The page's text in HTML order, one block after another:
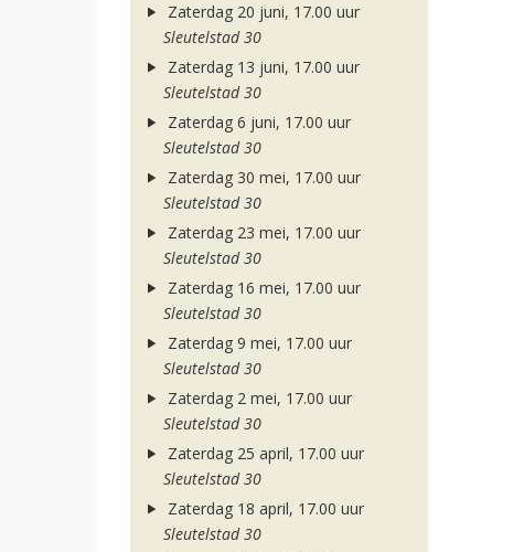
Zaterdag 20 juni, 17.00 uur
Sleutelstad 30
Zaterdag 13 juni, 17.00 uur
Sleutelstad 30
Zaterdag 6 juni, 17.00 uur
Sleutelstad 30
Zaterdag 30 mei, 17.00 uur
Sleutelstad 30
Zaterdag 23 mei, 17.00 uur
Sleutelstad 30
Zaterdag 16 mei, 17.00 uur
Sleutelstad 30
Zaterdag 9 mei, 17.00 uur
Sleutelstad 30
Zaterdag 2 mei, 17.00 uur
Sleutelstad 30
Zaterdag 25 april, 17.00 uur
Sleutelstad 30
Zaterdag 18 april, 17.00 uur
Sleutelstad 30